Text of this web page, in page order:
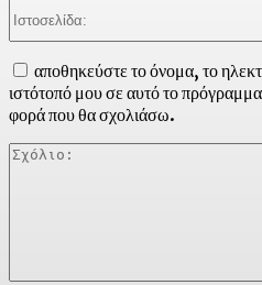
αποθηκεύστε το όνομα, το
ιστότοπό μου σε αυτό το
φορά που θα σχολιάσω.